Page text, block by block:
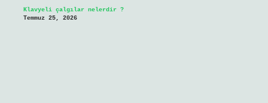
Klavyeli çalgılar nelerdir ?
Temmuz 25, 2026